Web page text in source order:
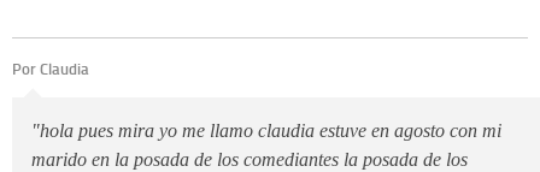
Por Claudia
"hola pues mira yo me llamo claudia estuve en agosto con mi
marido en la posada de los comediantes la posada de los